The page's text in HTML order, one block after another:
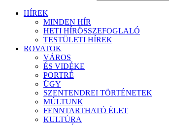
HÍREK
MINDEN HÍR
HETI HÍRÖSSZEFOGLALÓ
TESTÜLETI HÍREK
ROVATOK
VÁROS
ÉS VIDÉKE
PORTRÉ
ÜGY
SZENTENDREI TÖRTÉNETEK
MÚLTUNK
FENNTARTHATÓ ÉLET
KULTÚRA